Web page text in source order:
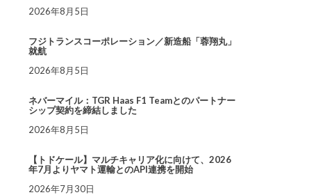
2026年8月5日
フジトランスコーポレーション／新造船「蓉翔丸」
就航
2026年8月5日
ネバーマイル：TGR Haas F1 Teamとのパートナー
シップ契約を締結しました
2026年8月5日
【トドケール】マルチキャリア化に向けて、2026
年7月よりヤマト運輸とのAPI連携を開始
2026年7月30日